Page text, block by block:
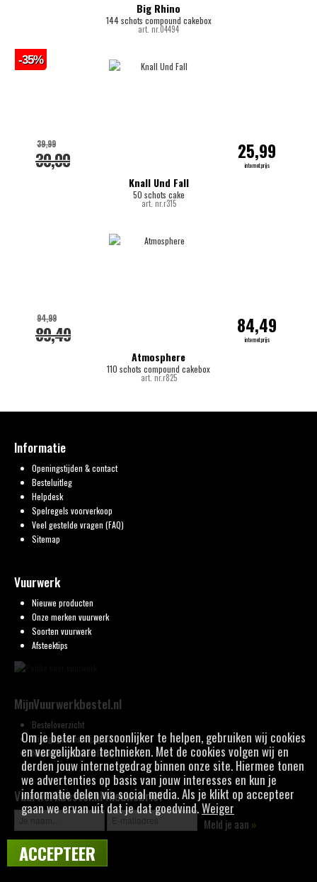
Big Rhino
144 schots compound cakebox
art. nr.04494
Knall Und Fall
50 schots cake
art. nr.r315
30,00
39,99 25,99
internetprijs
-35%
Atmosphere
110 schots compound cakebox
art. nr.r825
89,49
94,99 84,49
internetprijs
Informatie
Openingstijden & contact
Besteluitleg
Helpdesk
Spelregels voorverkoop
Veel gestelde vragen (FAQ)
Sitemap
Vuurwerk
Nieuwe producten
Onze merken vuurwerk
Soorten vuurwerk
Afsteektips
MijnVuurwerkbestel.nl
Besteloverzicht
Mijn gegevens wijzigen
Nieuwsbrief aanmelding
Vuurwerkbestel.nl Nieuwsbrief
Meld je aan »
Om je beter en persoonlijker te helpen, gebruiken wij cookies
en vergelijkbare technieken. Met de cookies volgen wij en
derden jouw internetgedrag binnen onze site. Hiermee tonen
we advertenties op basis van jouw interesses en kun je
informatie delen via social media. Als je klikt op accepteer
gaan we ervan uit dat je dat goedvind.Weiger
ACCEPTEER